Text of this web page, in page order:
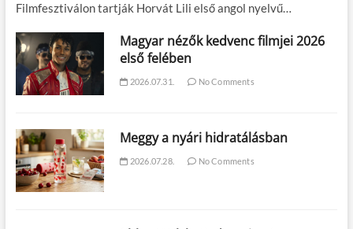
Filmfesztiválon tartják Horvát Lili első angol nyelvű…
Magyar nézők kedvenc filmjei 2026
első felében
2026.07.31. No Comments
Meggy a nyári hidratálásban
2026.07.28. No Comments